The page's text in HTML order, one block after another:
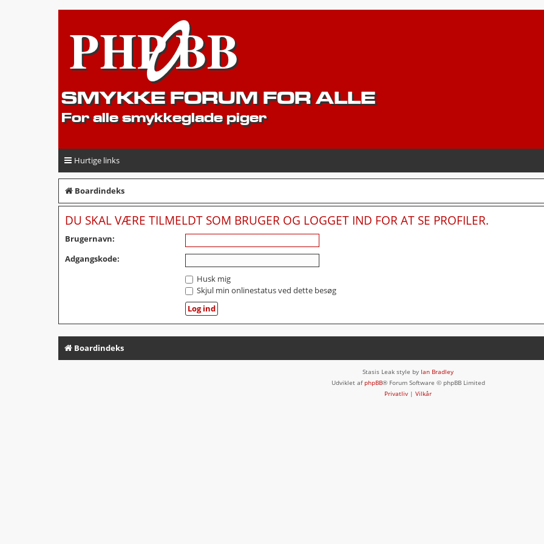
SMYKKE FORUM FOR ALLE
For alle smykkeglade piger
Hurtige links
Boardindeks
DU SKAL VÆRE TILMELDT SOM BRUGER OG LOGGET IND FOR AT SE PROFILER.
Brugernavn:
Adgangskode:
Husk mig
Skjul min onlinestatus ved dette besøg
Boardindeks
Stasis Leak style by Ian Bradley
Udviklet afphpBB® Forum Software © phpBB Limited
Privatliv | Vilkår